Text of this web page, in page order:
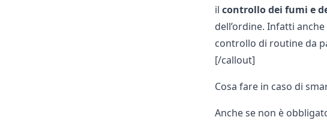
il controllo dei fumi e
dell’ordine. Infatti
controllo di routine da
[/callout]
Cosa fare in caso di
Anche se non è